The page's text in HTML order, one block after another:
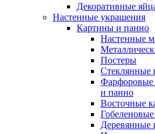
Декоративные
Настенные украшения
Картины и панно
Настенные
Постеры
Стеклянные
Фарфоровые
и панно
Восточные
Деревянные